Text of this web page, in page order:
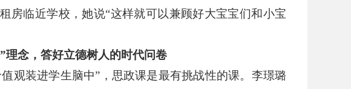
房临近学校，她说“这样就可以兼顾好大宝宝们和小宝
理念，答好立德树人的时代问卷
观装进学生脑中” ，思政课是最有挑战性的课。李璟璐